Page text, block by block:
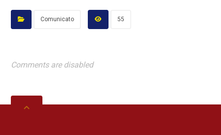
Comunicato 55
Comments are disabled